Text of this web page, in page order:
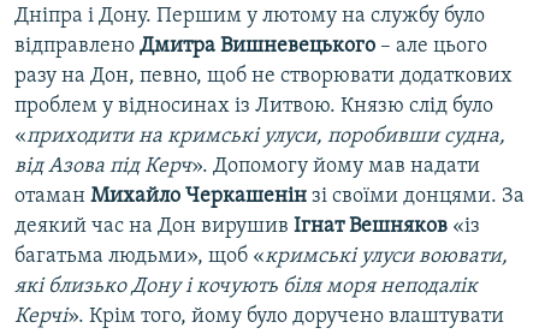
Дніпра і Дону. Першим у лютому на службу було
відправлено Дмитра Вишневецького – але цього
разу на Дон, певно, щоб не створювати додаткових
проблем у відносинах із Литвою. Князю слід було
«приходити на кримські улуси, поробивши судна,
від Азова під Керч». Допомогу йому мав надати
отаман Михайло Черкашенін зі своїми донцями. За
деякий час на Дон вирушив Ігнат Вешняков «із
багатьма людьми», щоб «кримські улуси воювати,
які близько Дону і кочують біля моря неподалік
Керчі». Крім того, йому було доручено влаштувати